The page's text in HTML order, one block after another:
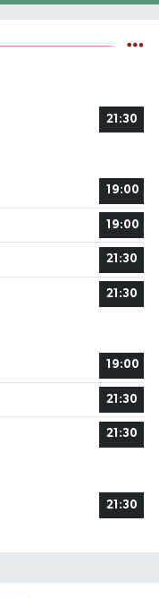
21:30
19:00
19:00
21:30
21:30
19:00
21:30
21:30
21:30